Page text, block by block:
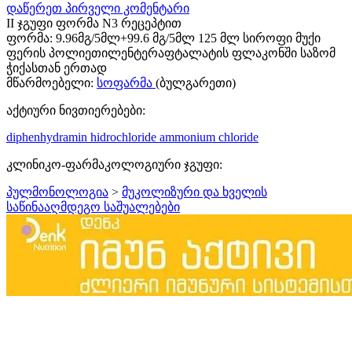
დაწერეთ პირველი კომენტარი
II ჯგუფი ფორმა N3 რეცეპტით
ფორმა: 9.96მგ/5მლ+99.6 მგ/5მლ 125 მლ სიროფი მუქი
ფერის პოლიეთილენტერაფტალატის ფლაკონში საზომ
ჭიქასთან ერთად
მწარმოებელი: სოფარმა (ბულგარეთი)
აქტიური ნივთიერებები:
diphenhydramin hidrochloride ammonium chloride
კლინიკო-ფარმაკოლოგიური ჯგუფი:
პულმონოლოგია > მუკოლიზური და ხველის
საწინააღმდეგო საშუალებები